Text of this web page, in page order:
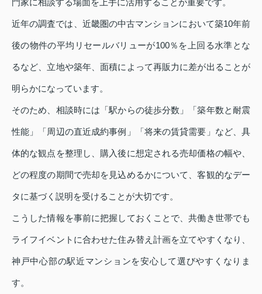
門家に相談する場面を上手に活用することが重要です。
近年の調査では、近畿圏の中古マンションにおいて築10年前
後の物件の平均リセールバリューが100％を上回る水準とな
るなど、立地や築年、面積によって再販力に差が出ることが
明らかになっています。
そのため、相談時には「駅からの徒歩分数」「築年数と耐震
性能」「周辺の直近成約事例」「将来の賃貸需要」など、具
体的な観点を整理し、購入後に想定される売却価格の幅や、
どの程度の期間で売却を見込めるかについて、客観的なデー
タに基づく説明を受けることが大切です。
こうした情報を事前に把握しておくことで、共働き世帯でも
ライフイベントに合わせた住み替え計画を立てやすくなり、
神戸中心部の駅近マンションを安心して選びやすくなりま
す。